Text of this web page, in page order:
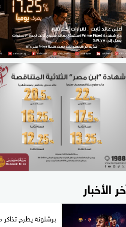
الأخبار
برشلونة يطرح تذاكر